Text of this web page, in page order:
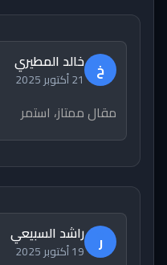
خ خالد المطيري
21 أكتوبر 2025
مقال ممتاز، استمر
ر راشد السبيعي
19 أكتوبر 2025